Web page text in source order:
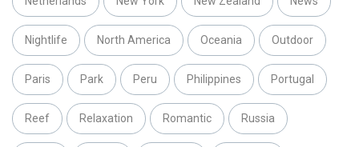
Nightlife North America Oceania Outdoor
Paris Park Peru Philippines Portugal
Reef Relaxation Romantic Russia